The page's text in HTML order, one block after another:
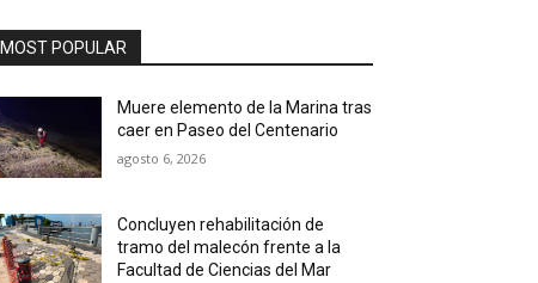
MOST POPULAR
Muere elemento de la Marina tras
caer en Paseo del Centenario
agosto 6, 2026
Concluyen rehabilitación de
tramo del malecón frente a la
Facultad de Ciencias del Mar